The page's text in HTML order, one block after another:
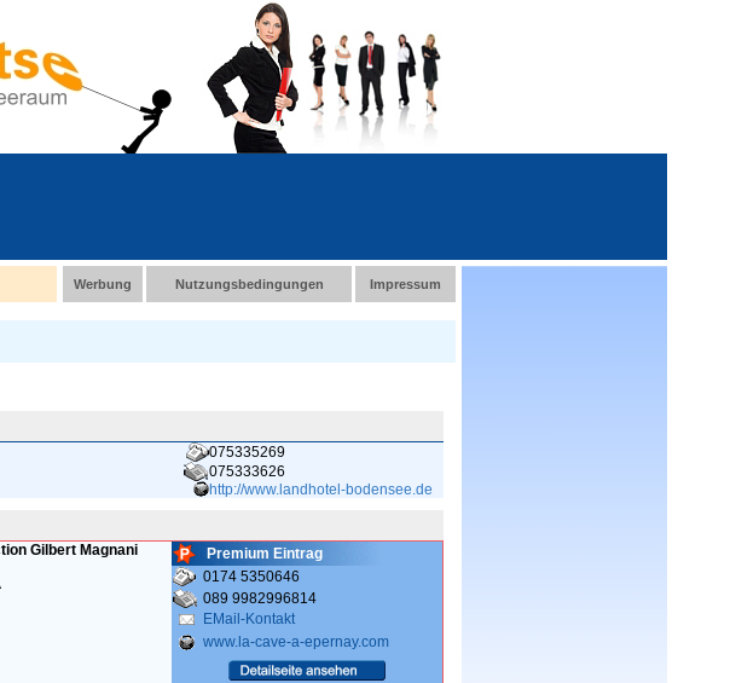
Werbung Nutzungsbedingungen Impressum
075335269
075333626
http://www.landhotel-bodensee.de
Gilbert Magnani
Premium Eintrag
0174 5350646
089 9982996814
EMail-Kontakt
www.la-cave-a-epernay.com